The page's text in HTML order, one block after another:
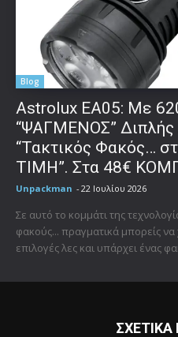
Blog
Astrolux ΕΑ05: Με
“ΨΑΓΜΕΝΟΣ”
“Τακτικός Φακός…
ΤΙΜΗ”. Στα 48€
Unpackman - 22 Ιουλίου 2026
Σε αυτό το κομμάτι της
φακούς... πραγματικά μπορείς να
επιλογές λες και υπάρχει ένας